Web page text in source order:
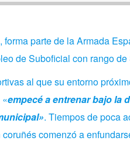
forma parte de la Armada
de Suboficial con rango de
al que su entorno
«empecé a entrenar bajo la
. Tiempos de poca
comenzó a